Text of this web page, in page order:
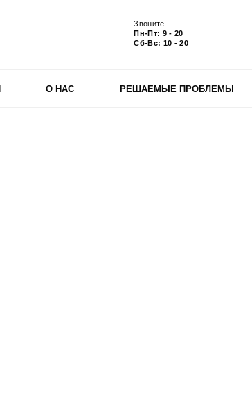
Звоните
Пн-Пт: 9 - 20
Сб-Вс: 10 - 20
О НАС РЕШАЕМЫЕ ПРОБЛЕМЫ